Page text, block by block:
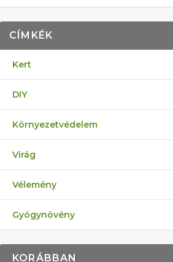
CÍMKÉK
Kert
DIY
Környezetvédelem
Virág
Vélemény
Gyógynövény
KORÁBBAN